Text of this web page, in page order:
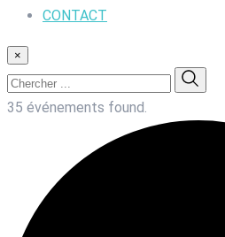
CONTACT
×
35 événements found.